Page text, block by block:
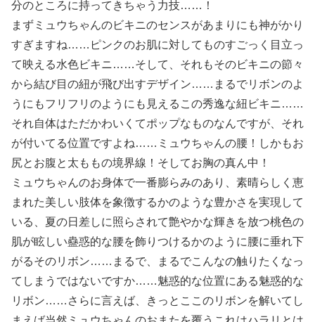
分のところに持ってきちゃう力技……！
まずミュウちゃんのビキニのセンスがあまりにも神がかり
すぎますね……ピンクのお肌に対してものすごっく目立っ
て映える水色ビキニ……そして、それもそのビキニの節々
から結び目の紐が飛び出すデザイン……まるでリボンのよ
うにもフリフリのようにも見えるこの秀逸な紐ビキニ……
それ自体はただかわいくてポップなものなんですが、それ
が付いてる位置ですよね……ミュウちゃんの腰！しかもお
尻とお腹と太ももの境界線！そしてお胸の真ん中！
ミュウちゃんのお身体で一番膨らみのあり、素晴らしく恵
まれた美しい肢体を象徴するかのような豊かさを実現して
いる、夏の日差しに照らされて艶やかな輝きを放つ桃色の
肌が眩しい蠱惑的な腰を飾りつけるかのように腰に垂れ下
がるそのリボン……まるで、まるでこんなの触りたくなっ
てしまうではないですか……魅惑的な位置にある魅惑的な
リボン……さらに言えば、きっとここのリボンを解いてし